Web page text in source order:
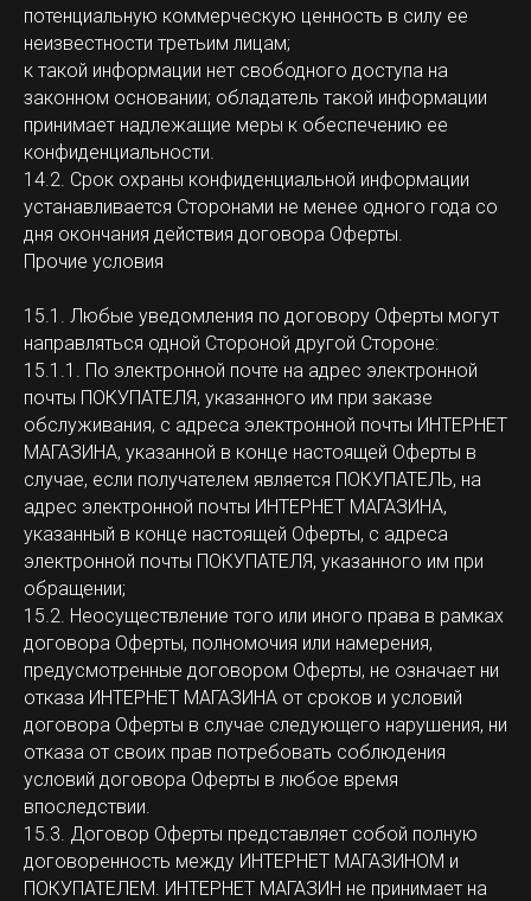
потенциальную коммерческую ценность в силу ее
неизвестности третьим лицам;
к такой информации нет свободного доступа на
законном основании; обладатель такой информации
принимает надлежащие меры к обеспечению ее
конфиденциальности.
14.2. Срок охраны конфиденциальной информации
устанавливается Сторонами не менее одного года со
дня окончания действия договора Оферты.
Прочие условия
15.1. Любые уведомления по договору Оферты могут
направляться одной Стороной другой Стороне:
15.1.1. По электронной почте на адрес электронной
почты ПОКУПАТЕЛЯ, указанного им при заказе
обслуживания, с адреса электронной почты ИНТЕРНЕТ
МАГАЗИНА, указанной в конце настоящей Оферты в
случае, если получателем является ПОКУПАТЕЛЬ, на
адрес электронной почты ИНТЕРНЕТ МАГАЗИНА,
указанный в конце настоящей Оферты, с адреса
электронной почты ПОКУПАТЕЛЯ, указанного им при
обращении;
15.2. Неосуществление того или иного права в рамках
договора Оферты, полномочия или намерения,
предусмотренные договором Оферты, не означает ни
отказа ИНТЕРНЕТ МАГАЗИНА от сроков и условий
договора Оферты в случае следующего нарушения, ни
отказа от своих прав потребовать соблюдения
условий договора Оферты в любое время
впоследствии.
15.3. Договор Оферты представляет собой полную
договоренность между ИНТЕРНЕТ МАГАЗИНОМ и
ПОКУПАТЕЛЕМ. ИНТЕРНЕТ МАГАЗИН не принимает на